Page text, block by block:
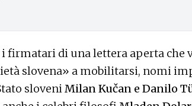
i firmatari di una lettera aperta che
slovena» a mobilitarsi, nomi
sloveniMilan Kučan e Danilo